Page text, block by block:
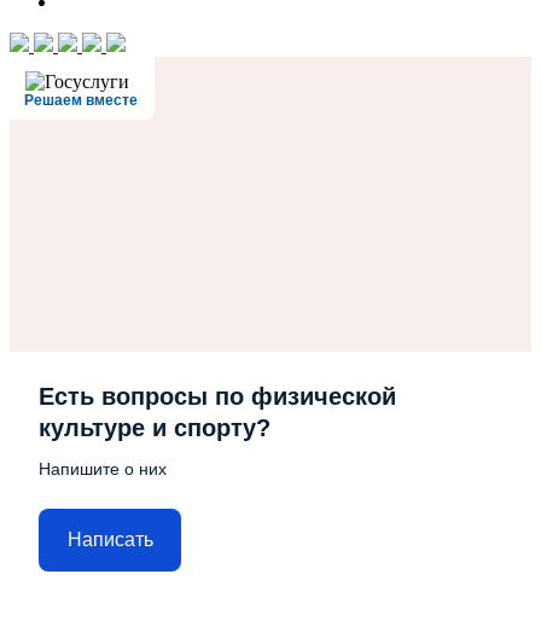
Решаем вместе
Есть вопросы по физической
культуре и спорту?
Напишите о них
Написать